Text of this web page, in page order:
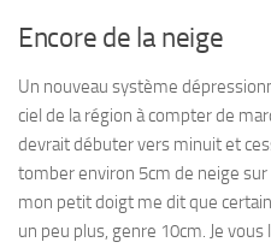
Encore de la neige
Un nouveau système
ciel de la région à compter de
devrait débuter vers minuit et
tomber environ 5cm de neige sur
mon petit doigt me dit que
un peu plus, genre 10cm. Je